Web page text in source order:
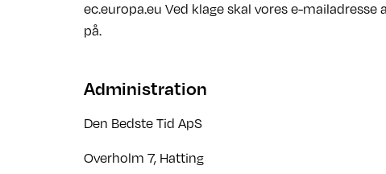
ec.europa.eu Ved klage skal vores e-
på.
Administration
Den Bedste Tid ApS
Overholm 7, Hatting